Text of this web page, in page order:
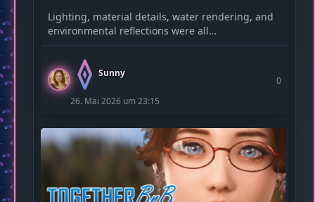
Lighting, material details, water rendering, and
environmental reflections were all…
Sunny
26. Mai 2026 um 23:15
0